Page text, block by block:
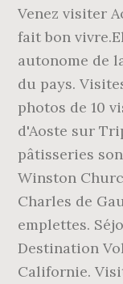
Venez visiter
fait bon
autonome de
du pays.
photos de 10
d'Aoste sur
pâtisseries
Winston
Charles de
emplettes.
Destination
Californie.